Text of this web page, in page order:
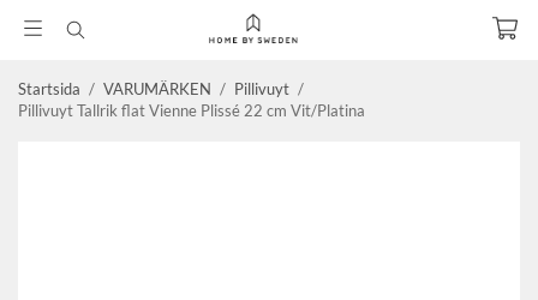
Startsida / VARUMÄRKEN / Pillivuyt /
Pillivuyt Tallrik flat Vienne Plissé 22 cm Vit/Platina